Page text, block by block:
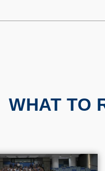
WHAT TO